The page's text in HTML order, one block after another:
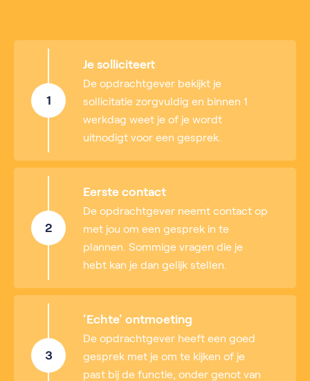
1
Je solliciteert
De opdrachtgever bekijkt je
sollicitatie zorgvuldig en binnen 1
werkdag weet je of je wordt
uitnodigt voor een gesprek.
2
Eerste contact
De opdrachtgever neemt contact op
met jou om een gesprek in te
plannen. Sommige vragen die je
hebt kan je dan gelijk stellen.
3
'Echte' ontmoeting
De opdrachtgever heeft een goed
gesprek met je om te kijken of je
past bij de functie, onder genot van